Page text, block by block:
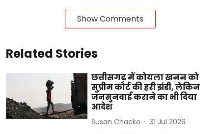
Show Comments
Related Stories
छत्तीसगढ़ में कोयला खनन को
सुप्रीम कोर्ट की हरी झंडी, लेकिन
जनसुनवाई कराने का भी दिया
आदेश
Susan Chacko 31 Jul 2026